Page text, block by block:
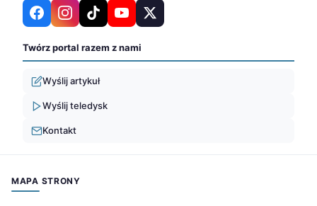
Twórz portal razem z nami
Wyślij artykuł
Wyślij teledysk
Kontakt
MAPA STRONY